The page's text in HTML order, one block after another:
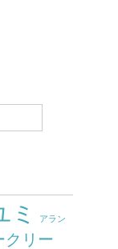
ミ アラン
クリー